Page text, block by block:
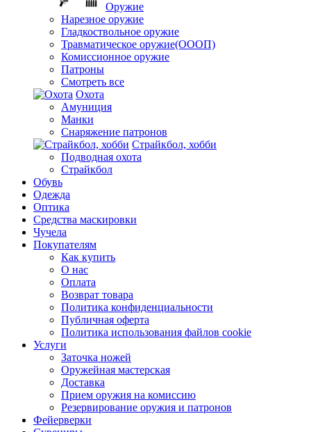
Оружие
Нарезное оружие
Гладкоствольное оружие
Травматическое оружие(ОООП)
Комиссионное оружие
Патроны
Смотреть все
Охота
Амуниция
Манки
Снаряжение патронов
Страйкбол, хобби
Подводная охота
Страйкбол
Обувь
Одежда
Оптика
Средства маскировки
Чучела
Покупателям
Как купить
О нас
Оплата
Возврат товара
Политика конфиденциальности
Публичная оферта
Политика использования файлов cookie
Услуги
Заточка ножей
Оружейная мастерская
Доставка
Прием оружия на комиссию
Резервирование оружия и патронов
Фейерверки